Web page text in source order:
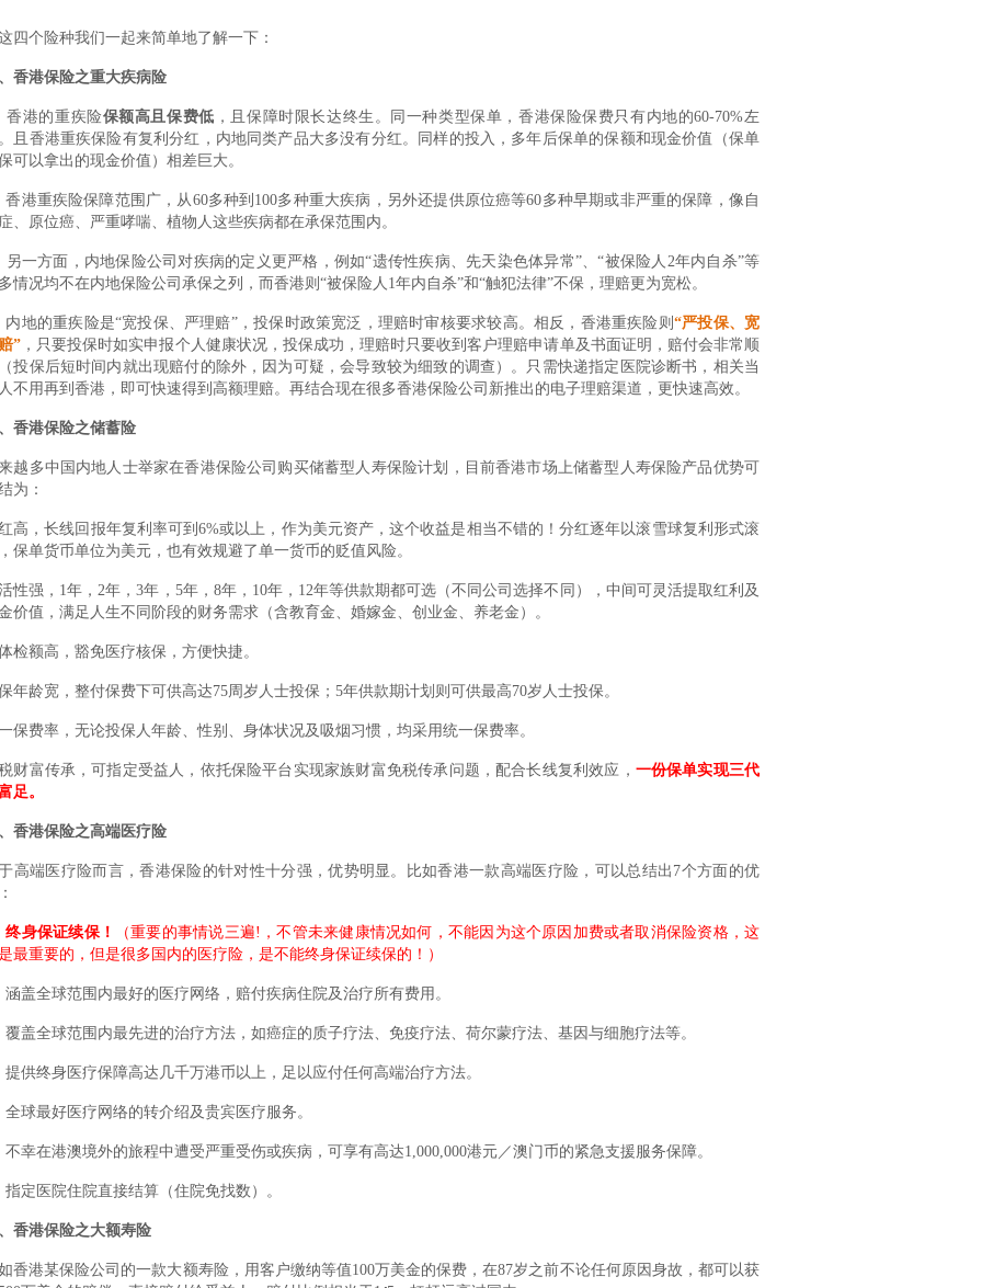
四个险种我们一起来简单地了解一下：
香港保险之重大疾病险
香港的重疾险保额高且保费低 ，且保障时限长达终生。同一种类型保单，香港保险保费只有内地的60-70%左
且香港重疾保险有复利分红，内地同类产品大多没有分红。同样的投入，多年后保单的保额和现金价值（保单
可以拿出的现金价值）相差巨大。
香港重疾险保障范围广，从60多种到100多种重大疾病，另外还提供原位癌等60多种早期或非严重的保障，像自
、原位癌、严重哮喘、植物人这些疾病都在承保范围内。
另一方面，内地保险公司对疾病的定义更严格，例如“遗传性疾病、先天染色体异常”、“被保险人2年内自杀”等
情况均不在内地保险公司承保之列，而香港则“被保险人1年内自杀”和“触犯法律”不保，理赔更为宽松。
内地的重疾险是“宽投保、严理赔”，投保时政策宽泛，理赔时审核要求较高。相反，香港重疾险则“严投保、宽
” ，只要投保时如实申报个人健康状况，投保成功，理赔时只要收到客户理赔申请单及书面证明，赔付会非常顺
投保后短时间内就出现赔付的除外，因为可疑，会导致较为细致的调查）。只需快递指定医院诊断书，相关当
不用再到香港，即可快速得到高额理赔。再结合现在很多香港保险公司新推出的电子理赔渠道，更快速高效。
香港保险之储蓄险
越多中国内地人士举家在香港保险公司购买储蓄型人寿保险计划，目前香港市场上储蓄型人寿保险产品优势可
为：
高，长线回报年复利率可到6%或以上，作为美元资产，这个收益是相当不错的！分红逐年以滚雪球复利形式滚
保单货币单位为美元，也有效规避了单一货币的贬值风险。
性强，1年，2年，3年，5年，8年，10年，12年等供款期都可选（不同公司选择不同），中间可灵活提取红利及
价值，满足人生不同阶段的财务需求（含教育金、婚嫁金、创业金、养老金）。
检额高，豁免医疗核保，方便快捷。
年龄宽，整付保费下可供高达75周岁人士投保；5年供款期计划则可供最高70岁人士投保。
保费率，无论投保人年龄、性别、身体状况及吸烟习惯，均采用统一保费率。
财富传承，可指定受益人，依托保险平台实现家族财富免税传承问题，配合长线复利效应， 一份保单实现三代
足。
香港保险之高端医疗险
高端医疗险而言，香港保险的针对性十分强，优势明显。比如香港一款高端医疗险，可以总结出7个方面的优
终身保证续保！
（重要的事情说三遍!，不管未来健康情况如何，不能因为这个原因加费或者取消保险资格，这
最重要的，但是很多国内的医疗险，是不能终身保证续保的！）
涵盖全球范围内最好的医疗网络，赔付疾病住院及治疗所有费用。
覆盖全球范围内最先进的治疗方法，如癌症的质子疗法、免疫疗法、荷尔蒙疗法、基因与细胞疗法等。
提供终身医疗保障高达几千万港币以上，足以应付任何高端治疗方法。
全球最好医疗网络的转介绍及贵宾医疗服务。
不幸在港澳境外的旅程中遭受严重受伤或疾病，可享有高达1,000,000港元／澳门币的紧急支援服务保障。
指定医院住院直接结算（住院免找数）。
香港保险之大额寿险
香港某保险公司的一款大额寿险，用客户缴纳等值100万美金的保费，在87岁之前不论任何原因身故，都可以获